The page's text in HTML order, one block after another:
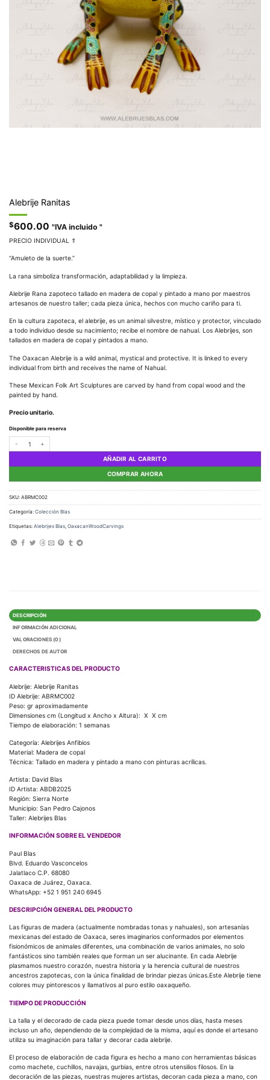
Alebrije Ranitas
$600.00 "IVA incluido "
PRECIO INDIVIDUAL ⇑
“Amuleto de la suerte.”
La rana simboliza transformación, adaptabilidad y la limpieza.
Alebrije Rana zapoteco tallado en madera de copal y pintado a mano por maestros
artesanos de nuestro taller; cada pieza única, hechos con mucho cariño para ti.
En la cultura zapoteca, el alebrije, es un animal silvestre, místico y protector, vinculado
a todo individuo desde su nacimiento; recibe el nombre de nahual. Los Alebrijes, son
tallados en madera de copal y pintados a mano.
The Oaxacan Alebrije is a wild animal, mystical and protective. It is linked to every
individual from birth and receives the name of Nahual.
These Mexican Folk Art Sculptures are carved by hand from copal wood and the
painted by hand.
Precio unitario.
Disponible para reserva
AÑADIR AL CARRITO
COMPRAR AHORA
SKU: ABRMC002
Categoría: Colección Blas
Etiquetas: Alebrijes Blas OaxacanWoodCarvings
DESCRIPCIÓN
INFORMACIÓN ADICIONAL
VALORACIONES (0)
DERECHOS DE AUTOR
CARACTERISTICAS DEL PRODUCTO
Alebrije: Alebrije Ranitas
ID Alebrije: ABRMC002
Peso: gr aproximadamente
Dimensiones cm (Longitud x Ancho x Altura): X X cm
Tiempo de elaboración: 1 semanas
Categoría: Alebrijes Anfibios
Material: Madera de copal
Técnica: Tallado en madera y pintado a mano con pinturas acrílicas.
Artista: David Blas
ID Artista: ABDB2025
Región: Sierra Norte
Municipio: San Pedro Cajonos
Taller: Alebrijes Blas
INFORMACIÓN SOBRE EL VENDEDOR
Paul Blas
Blvd. Eduardo Vasconcelos
Jalatlaco C.P. 68080
Oaxaca de Juárez, Oaxaca.
WhatsApp: +52 1 951 240 6945
DESCRIPCIÓN GENERAL DEL PRODUCTO
Las figuras de madera (actualmente nombradas tonas y nahuales), son artesanías
mexicanas del estado de Oaxaca, seres imaginarios conformados por elementos
fisionómicos de animales diferentes, una combinación de varios animales, no solo
fantásticos sino también reales que forman un ser alucinante. En cada Alebrije
plasmamos nuestro corazón, nuestra historia y la herencia cultural de nuestros
ancestros zapotecas, con la única finalidad de brindar piezas únicas.Este Alebrije tiene
colores muy pintorescos y llamativos al puro estilo oaxaqueño.
TIEMPO DE PRODUCCIÓN
La talla y el decorado de cada pieza puede tomar desde unos días, hasta meses
incluso un año, dependiendo de la complejidad de la misma, aquí es donde el artesano
utiliza su imaginación para tallar y decorar cada alebrije.
El proceso de elaboración de cada figura es hecho a mano con herramientas básicas
como machete, cuchillos, navajas, gurbias, entre otros utensilios filosos. En la
decoración de las piezas, nuestras mujeres artistas, decoran cada pieza a mano, con